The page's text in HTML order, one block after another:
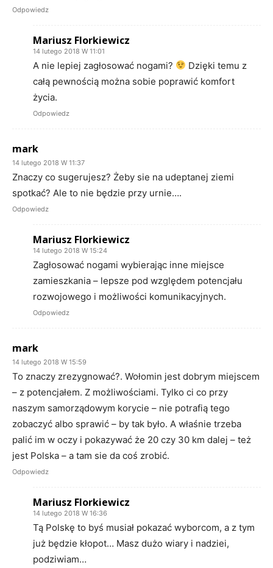
Odpowiedz
Mariusz Florkiewicz
14 lutego 2018 W 11:01
A nie lepiej zagłosować nogami?
Dzięki temu z
całą pewnością można sobie poprawić komfort
życia.
Odpowiedz
mark
14 lutego 2018 W 11:37
Znaczy co sugerujesz? Żeby sie na udeptanej ziemi
spotkać? Ale to nie będzie przy urnie….
Odpowiedz
Mariusz Florkiewicz
14 lutego 2018 W 15:24
Zagłosować nogami wybierając inne miejsce
zamieszkania – lepsze pod względem potencjału
rozwojowego i możliwości komunikacyjnych.
Odpowiedz
mark
14 lutego 2018 W 15:59
To znaczy zrezygnować?. Wołomin jest dobrym miejscem
– z potencjałem. Z możliwościami. Tylko ci co przy
naszym samorządowym korycie – nie potrafią tego
zobaczyć albo sprawić – by tak było. A właśnie trzeba
palić im w oczy i pokazywać że 20 czy 30 km dalej – też
jest Polska – a tam sie da coś zrobić.
Odpowiedz
Mariusz Florkiewicz
14 lutego 2018 W 16:36
Tą Polskę to byś musiał pokazać wyborcom, a z tym
już będzie kłopot… Masz dużo wiary i nadziei,
podziwiam…